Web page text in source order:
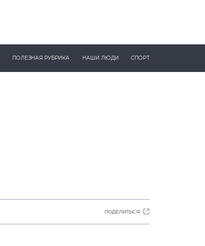
ПОЛЕЗНАЯ РУБРИКА НАШИ ЛЮДИ СПОРТ
ПОДЕЛИТЬСЯ